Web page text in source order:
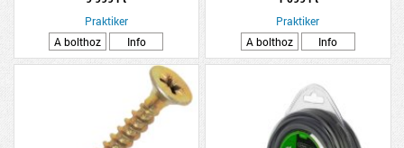
Praktiker
A bolthoz
Info
Praktiker
A bolthoz
Info